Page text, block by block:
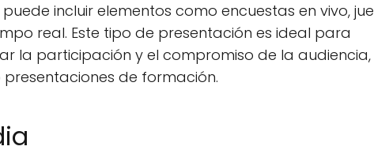
incluir elementos como encuestas en vivo,
real. Este tipo de presentación es ideal para
la participación y el compromiso de la
de formación.